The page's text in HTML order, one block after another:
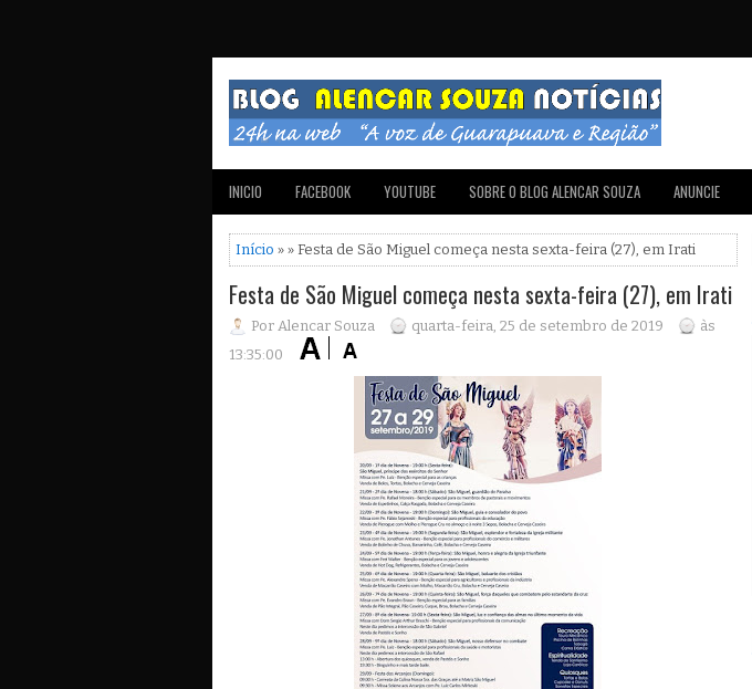
INICIO FACEBOOK YOUTUBE SOBRE O BLOG ALENCAR SOUZA ANUNCIE
Início » » Festa de São Miguel começa nesta sexta-feira (27), em Irati
Festa de São Miguel começa nesta sexta-feira (27), em Irati
Por Alencar Souza quarta-feira, 25 de setembro de 2019
às
13:35:00